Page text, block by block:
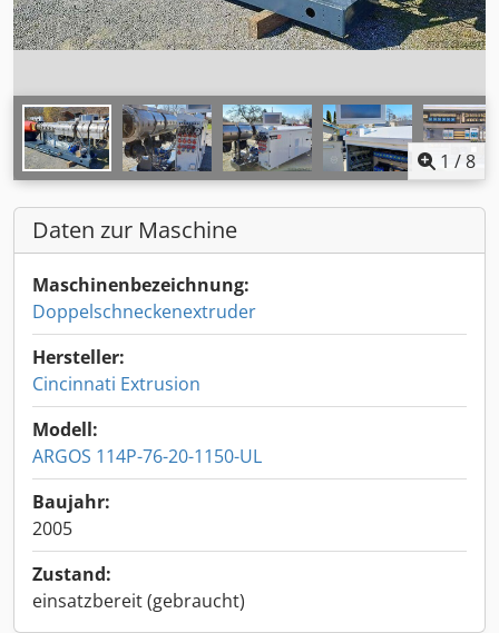
1 /8
Daten zur Maschine
Maschinenbezeichnung:
Doppelschneckenextruder
Hersteller:
Cincinnati Extrusion
Modell:
ARGOS 114P-76-20-1150-UL
Baujahr:
2005
Zustand:
einsatzbereit (gebraucht)